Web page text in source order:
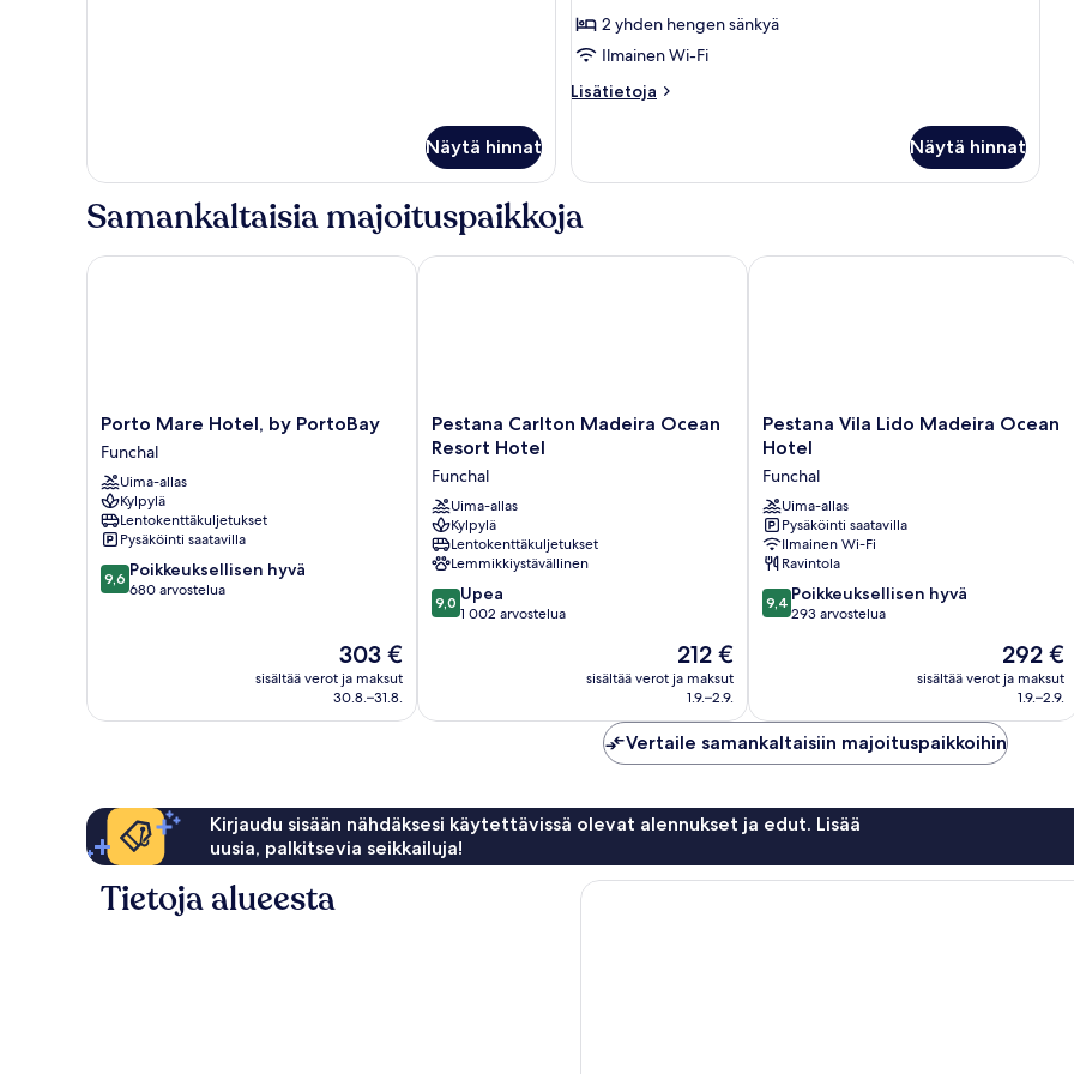
Näytä hinnat
(kaksi
sänkyä),
näköala
uima-
2 yhden hengen sänkyä
Ilmainen Wi-Fi
Lisätietoja
Lisätietoja
classic-
(kaksi
näköala
Näytä hinnat
Samankaltaisia majoituspaikkoja
Porto
Mare
Hotel,
by
PortoBay
Funchal
Porto Mare Hotel, by PortoBay
Funchal
Uima-allas
Kylpylä
Lentokenttäkuljetukset
Pysäköinti saatavilla
9.6
kautta
9,6 Poikkeuksellisen hyvä
680 arvostelua
Hinta
on
303 €
303 €
sisältää verot ja maksut
30.8.–31.8.
Porto Mare Hotel, by PortoBay
Pestana
Carlton
Ocean
Resort
Hotel
Funchal
Pestana Carlton Madeira Ocean
Resort Hotel
Funchal
Uima-allas
Kylpylä
Lentokenttäkuljetukset
Lemmikkiystävällinen
9.0
kautta
9,0 Upea
1 002 arvostelua
Hinta
on
212 €
212 €
sisältää verot ja maksut
1.9.–2.9.
Pestana Carlton Madeira Ocean Resort Hotel
Pestana
Vila
Madeira
Ocean
Hotel
Funchal
Pestana Vila Lido Madeira Ocean
Hotel
Funchal
Uima-allas
Pysäköinti saatavilla
Ilmainen Wi-Fi
Ravintola
9.4
kautta
arvostelua
9,4 Poikkeuksellisen hyvä
293 arvostelua
Hinta
on
292 €
292 €
sisältää verot ja maksut
1.9.–2.9.
Pestana Vila Lido Madeira Ocean
Vertaile samankaltaisiin majoituspaikkoihin
Kirjaudu sisään nähdäksesi käytettävissä olevat alennukset ja edut. Lisää
uusia, palkitsevia seikkailuja!
Tietoja alueesta